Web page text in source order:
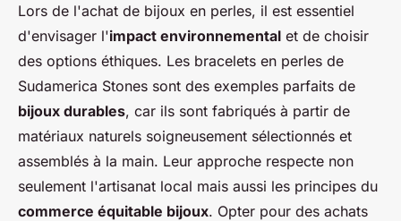
Lors de l'achat de bijoux en perles, il est essentiel
d'envisager l'impact environnemental et de choisir
des options éthiques. Les bracelets en perles de
Sudamerica Stones sont des exemples parfaits de
bijoux durables, car ils sont fabriqués à partir de
matériaux naturels soigneusement sélectionnés et
assemblés à la main. Leur approche respecte non
seulement l'artisanat local mais aussi les principes du
commerce équitable bijoux. Opter pour des achats